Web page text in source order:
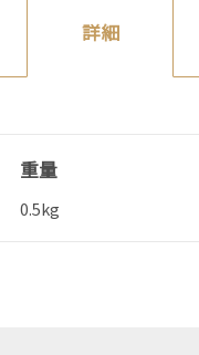
詳細
重量
0.5kg